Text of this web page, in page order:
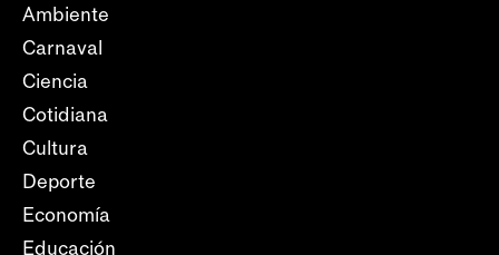
Ambiente
Carnaval
Ciencia
Cotidiana
Cultura
Deporte
Economía
Educación